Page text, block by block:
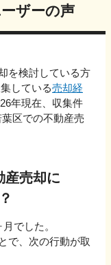
ザーの声
を検討している方
している売却経
年現在、収集件
区での不動産売
産売却に
月 でした。
で、次の行動が取